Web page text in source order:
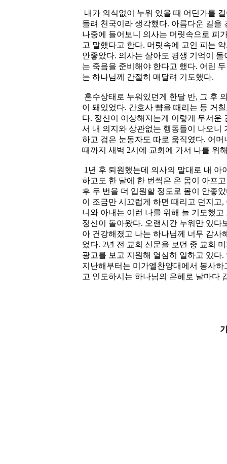
내가 의식없이 누워 있을 때 어딘가를
들려 천국이라 생각했다. 아름다운 길을
나중에 들어보니 의사는 머릿속으로 피
고 말했다고 한다. 머릿속에 고인 피는
안좋았다. 의사는 살아도 평생 기억이
는 죽음을 준비해야 한다고 했다. 어린
는 하나님께 간절히 매달려 기도했다.
혼수상태로 누워있던게 한달 반, 그 후
이 돼있었다. 간호사 뺨을 때리는 등 거
다. 정신이 이상해지는게 이렇게 무서운
서 내 의지와 상관없는 행동들이 나오니
하고 검은 눈동자도 따로 움직였다. 어
때까지 새벽 2시에 교회에 가서 나를 위
1년 후 퇴원했는데 의사의 말대로 내 아
하고도 한 달에 한 번씩은 온 몸이 아프
후 두 번을 더 입원할 정도로 몸이 안좋
이 조금만 시끄럽게 하면 때리고 던지고
니와 아내는 이런 나를 위해 늘 기도했
정신이 돌아왔다. 오랜시간 누워만 있다
아 건강해졌고 나는 하나님께 너무 감사
었다. 2년 전 교회 신문을 보던 중 교회
광고를 보고 지원해 열심히 일하고 있다
지난해부터는 미가엘찬양대에서 봉사
고 인도하시는 하나님의 은혜로 날마다